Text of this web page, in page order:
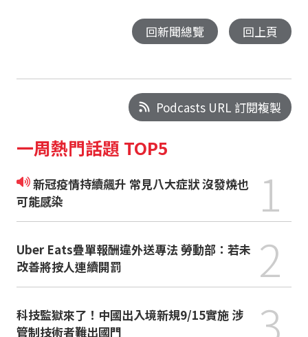
回新聞總覽 回上頁
Podcasts URL 訂閱複製
一周熱門話題 TOP5
新冠疫情持續飆升 常見八大症狀 沒發燒也
可能感染
1
Uber Eats疊單報酬違外送專法 勞動部：若未
改善將按人連續開罰
2
科技監獄來了！中國出入境新規9/15實施 涉
管制技術者難出國門
3